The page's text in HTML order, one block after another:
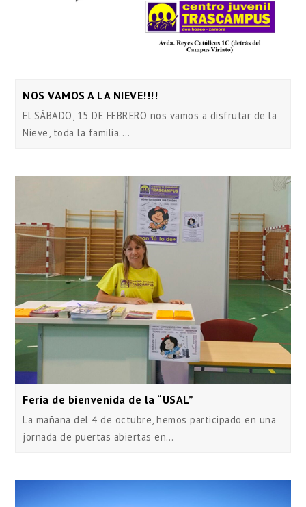
NOS VAMOS A LA NIEVE!!!!
El SÁBADO, 15 DE FEBRERO nos vamos a disfrutar de la
Nieve, toda la familia.…
Feria de bienvenida de la “USAL”
La mañana del 4 de octubre, hemos participado en una
jornada de puertas abiertas en…